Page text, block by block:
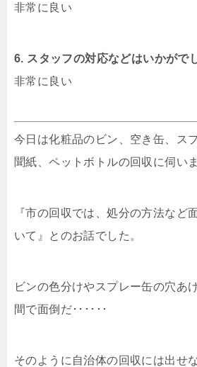
非常に良い
6. スタッフの対応などはいかがで
非常に良い
今日は化粧品のビン、空き缶、ス
聞紙、ペットボトルの回収に伺い
『市の回収では、処分の方法など
いて』とのお話でした。
ビンの色分けやスプレー缶の穴あ
間で面倒だ･･････
そのように自治体の回収には出せ